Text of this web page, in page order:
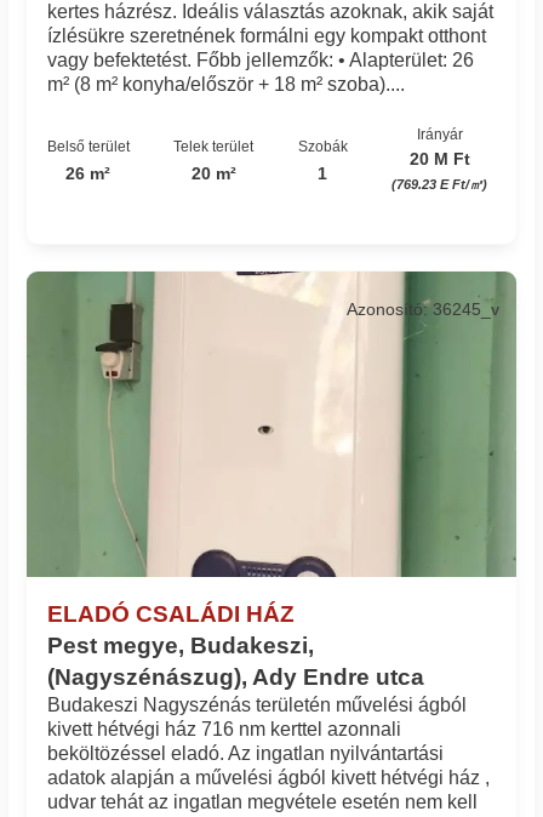
kertes házrész. Ideális választás azoknak, akik saját
ízlésükre szeretnének formálni egy kompakt otthont
vagy befektetést. Főbb jellemzők: • Alapterület: 26
m² (8 m² konyha/először + 18 m² szoba)....
Belső terület
26 m²
Telek terület
20 m²
Szobák
1
Irányár
20 M Ft
(769.23 E Ft/㎡)
ELADÓ CSALÁDI HÁZ
Pest megye, Budakeszi,
(Nagyszénászug), Ady Endre utca
Azonosító: 36245_v
Budakeszi Nagyszénás területén művelési ágból
kivett hétvégi ház 716 nm kerttel azonnali
beköltözéssel eladó. Az ingatlan nyilvántartási
adatok alapján a művelési ágból kivett hétvégi ház ,
udvar tehát az ingatlan megvétele esetén nem kell